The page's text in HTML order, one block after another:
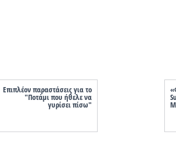
Επιπλέον παραστάσεις για το
"Ποτάμι που ήθελε να
γυρίσει πίσω"